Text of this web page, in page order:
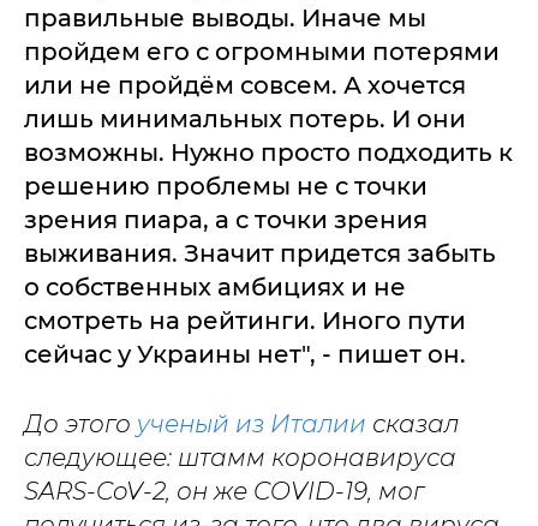
правильные выводы. Иначе мы
пройдем его с огромными потерями
или не пройдём совсем. А хочется
лишь минимальных потерь. И они
возможны. Нужно просто подходить к
решению проблемы не с точки
зрения пиара, а с точки зрения
выживания. Значит придется забыть
о собственных амбициях и не
смотреть на рейтинги. Иного пути
сейчас у Украины нет", - пишет он.
До этого ученый из Италии сказал
следующее: штамм коронавируса
SARS-CoV-2, он же COVID-19, мог